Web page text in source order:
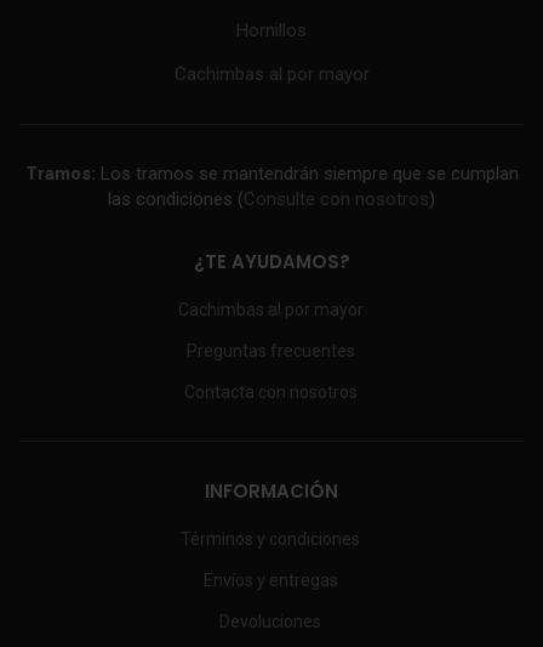
Hornillos
Cachimbas al por mayor
Tramos: Los tramos se mantendrán siempre que se cumplan
las condiciones (Consulte con nosotros)
¿TE AYUDAMOS?
Cachimbas al por mayor
Preguntas frecuentes
Contacta con nosotros
INFORMACIÓN
Términos y condiciones
Envíos y entregas
Devoluciones